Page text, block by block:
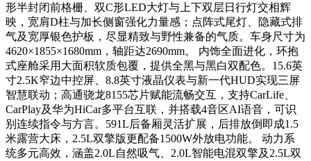
形半封闭前格栅、双C形LED大灯与上下双层日行灯交相辉
映，宽肩D柱与加长侧窗强化力量感；点阵式尾灯、隐藏式排
气及宽厚银色护板，尽显精致与野性兼备的气质。车身尺寸为
4620×1855×1680mm，轴距达2690mm。 内饰全面进化，环抱
式座舱采用大面积软质包覆，提供全黑与黑白双配色。15.6英
寸2.5K窄边中控屏、8.8英寸液晶仪表与新一代HUD实现三屏
智慧联动；高通骁龙8155芯片赋能流畅交互，支持CarLife、
CarPlay及华为HiCar多平台互联，并搭载4音区AI语音，可识
别连续指令与方言。591L后备厢灵活扩展，后排放倒即成1.5
米露营大床，2.5L双擎版更配备1500W外放电功能。 动力系
统多元高效，涵盖2.0L自然吸气、2.0L智能电混双擎及2.5L双